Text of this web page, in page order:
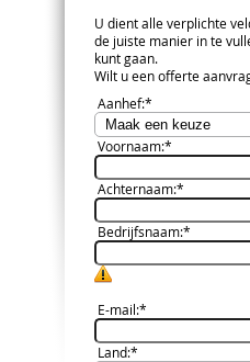
U dient alle verplichte
de juiste manier in te
kunt gaan.
Wilt u een offerte
Aanhef:*
Voornaam:*
Achternaam:*
Bedrijfsnaam:*
E-mail:*
Land:*